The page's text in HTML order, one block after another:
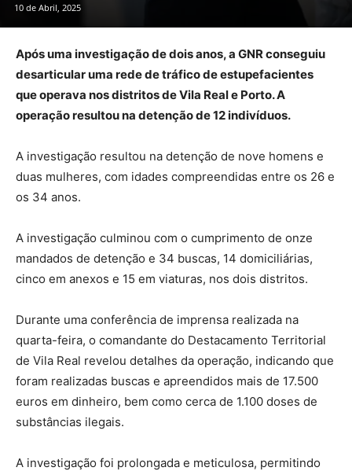
10 de Abril, 2025
Após uma investigação de dois anos, a GNR conseguiu
desarticular uma rede de tráfico de estupefacientes
que operava nos distritos de Vila Real e Porto. A
operação resultou na detenção de 12 indivíduos.
A investigação resultou na detenção de nove homens e
duas mulheres, com idades compreendidas entre os 26 e
os 34 anos.
A investigação culminou com o cumprimento de onze
mandados de detenção e 34 buscas, 14 domiciliárias,
cinco em anexos e 15 em viaturas, nos dois distritos.
Durante uma conferência de imprensa realizada na
quarta-feira, o comandante do Destacamento Territorial
de Vila Real revelou detalhes da operação, indicando que
foram realizadas buscas e apreendidos mais de 17.500
euros em dinheiro, bem como cerca de 1.100 doses de
substâncias ilegais.
A investigação foi prolongada e meticulosa, permitindo